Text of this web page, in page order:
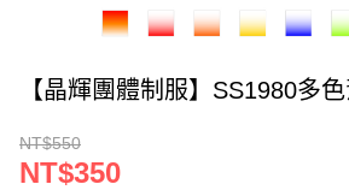
【晶輝團體制服】SS1980多
NT$550
NT$350